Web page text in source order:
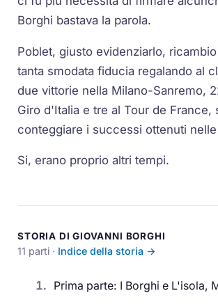
Borghi bastava la parola.
Poblet, giusto evidenziarlo,
tanta smodata fiducia regalando al
due vittorie nella Milano-Sanremo,
Giro d'Italia e tre al Tour de France,
conteggiare i successi ottenuti
Si, erano proprio altri tempi.
STORIA DI GIOVANNI BORGHI
11 parti · Indice della storia →
1. Prima parte: I Borghi e L'isola,